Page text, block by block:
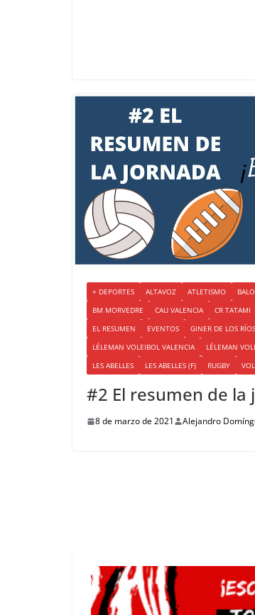
+ DEPORTES ALTAVOZ ATLETISMO
BM MORVEDRE
CAU VALENCIA CR TATAMI
EL RESUMEN
EVENTOS GINER DE LOS RÍOS
LÉLEMAN VOLEIBOL VALENCIA
LÉLEMAN
LES ABELLES
LES ABELLES (F) RUGBY
#2 El resumen de la
8 de marzo de 2021 Alejandro